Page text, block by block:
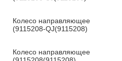
Колесо направляющее
(9115208-QJ(9115208)
Колесо направляющее